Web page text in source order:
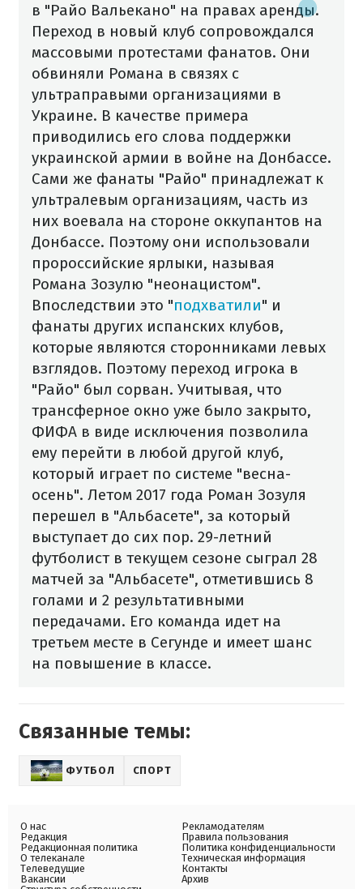
в "Райо Вальекано" на правах аренды.
Переход в новый клуб сопровождался
массовыми протестами фанатов. Они
обвиняли Романа в связях с
ультраправыми организациями в
Украине. В качестве примера
приводились его слова поддержки
украинской армии в войне на Донбассе.
Сами же фанаты "Райо" принадлежат к
ультралевым организациям, часть из
них воевала на стороне оккупантов на
Донбассе. Поэтому они использовали
пророссийские ярлыки, называя
Романа Зозулю "неонацистом".
Впоследствии это "подхватили" и
фанаты других испанских клубов,
которые являются сторонниками левых
взглядов. Поэтому переход игрока в
"Райо" был сорван. Учитывая, что
трансферное окно уже было закрыто,
ФИФА в виде исключения позволила
ему перейти в любой другой клуб,
который играет по системе "весна-
осень". Летом 2017 года Роман Зозуля
перешел в "Альбасете", за который
выступает до сих пор. 29-летний
футболист в текущем сезоне сыграл 28
матчей за "Альбасете", отметившись 8
голами и 2 результативными
передачами. Его команда идет на
третьем месте в Сегунде и имеет шанс
на повышение в классе.
Связанные темы:
ФУТБОЛ СПОРТ
О нас
Редакция
Редакционная политика
О телеканале
Телеведущие
Вакансии
Рекламодателям
Правила пользования
Политика конфиденциальности
Техническая информация
Контакты
Архив